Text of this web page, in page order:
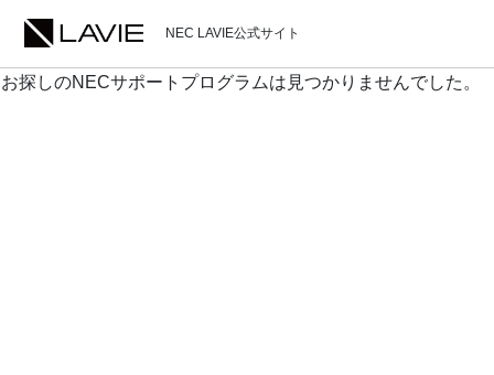
NEC LAVIE公式サイト
お探しのNECサポートプログラムは見つかりませんでした。